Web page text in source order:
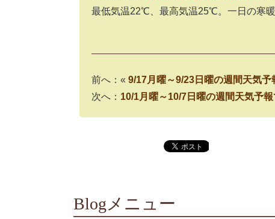
最低気温22℃、最高気温25℃。一日の寒
前へ：« 9/17月曜～9/23日曜の週間天気予
次へ： 10/1月曜～10/7日曜の週間天気予報
Blogメニュー